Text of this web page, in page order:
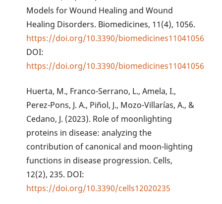
Models for Wound Healing and Wound
Healing Disorders. Biomedicines, 11(4), 1056.
https://doi.org/10.3390/biomedicines11041056
DOI:
https://doi.org/10.3390/biomedicines11041056
Huerta, M., Franco-Serrano, L., Amela, I.,
Perez-Pons, J. A., Piñol, J., Mozo-Villarías, A., &
Cedano, J. (2023). Role of moonlighting
proteins in disease: analyzing the
contribution of canonical and moon-lighting
functions in disease progression. Cells,
12(2), 235. DOI:
https://doi.org/10.3390/cells12020235